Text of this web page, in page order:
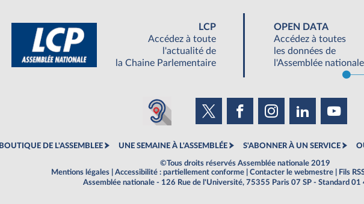
LCP
Accédez à toute
l'actualité de
la Chaine Parlementaire
OPEN DATA
Accédez à toutes
les données de
l'Assemblée nationale
BOUTIQUE DE L'ASSEMBLEE UNE SEMAINE À L'ASSEMBLÉE S'ABONNER À UN SERVICE
©Tous droits réservés Assemblée nationale 2019
Mentions légales
Accessibilité : partiellement conforme Contacter le webmestre Fils
Assemblée nationale - 126 Rue de l'Université, 75355 Paris 07 SP - Standard